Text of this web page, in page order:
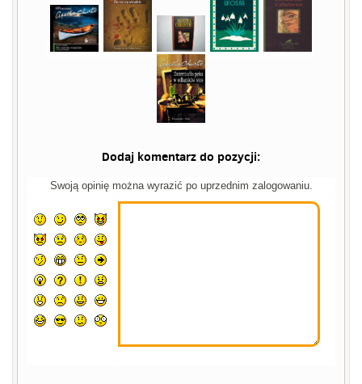
Dodaj komentarz do pozycji:
Swoją opinię można wyrazić po uprzednim zalogowaniu.